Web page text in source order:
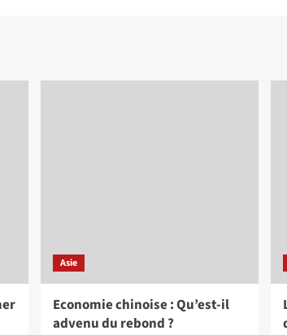
Asie
Economie chinoise : Qu’est-il
advenu du rebond ?